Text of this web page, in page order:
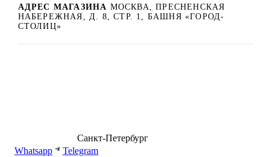
АДРЕС МАГАЗИНА МОСКВА, ПРЕСНЕНСКАЯ
НАБЕРЕЖНАЯ, Д. 8, СТР. 1, БАШНЯ «ГОРОД-
СТОЛИЦ»
Санкт-Петербург
Whatsapp
Telegram